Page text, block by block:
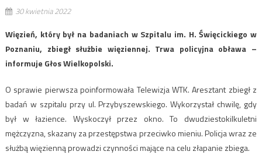
30 kwietnia 2022
Więzień, który był na badaniach w Szpitalu im. H. Święcickiego w
Poznaniu, zbiegł służbie więziennej. Trwa policyjna obława –
informuje Głos Wielkopolski.
O sprawie pierwsza poinformowała Telewizja WTK. Aresztant zbiegł z
badań w szpitalu przy ul. Przybyszewskiego. Wykorzystał chwilę, gdy
był w łazience. Wyskoczył przez okno. To dwudziestokilkuletni
mężczyzna, skazany za przestępstwa przeciwko mieniu. Policja wraz ze
służbą więzienną prowadzi czynności mające na celu złapanie zbiega.